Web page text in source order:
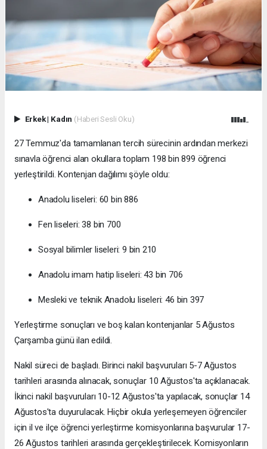
Erkek| Kadın (Haberi Sesli Oku)
27 Temmuz'da tamamlanan tercih sürecinin ardından merkezi
sınavla öğrenci alan okullara toplam 198 bin 899 öğrenci
yerleştirildi. Kontenjan dağılımı şöyle oldu:
Anadolu liseleri: 60 bin 886
Fen liseleri: 38 bin 700
Sosyal bilimler liseleri: 9 bin 210
Anadolu imam hatip liseleri: 43 bin 706
Mesleki ve teknik Anadolu liseleri: 46 bin 397
Yerleştirme sonuçları ve boş kalan kontenjanlar 5 Ağustos
Çarşamba günü ilan edildi.
Nakil süreci de başladı. Birinci nakil başvuruları 5-7 Ağustos
tarihleri arasında alınacak, sonuçlar 10 Ağustos'ta açıklanacak.
İkinci nakil başvuruları 10-12 Ağustos'ta yapılacak, sonuçlar 14
Ağustos'ta duyurulacak. Hiçbir okula yerleşemeyen öğrenciler
için il ve ilçe öğrenci yerleştirme komisyonlarına başvurular 17-
26 Ağustos tarihleri arasında gerçekleştirilecek. Komisyonların